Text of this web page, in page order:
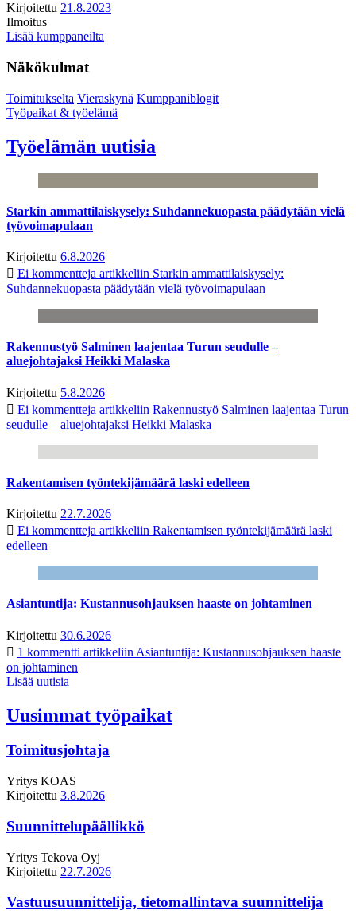
Kirjoitettu 21.8.2023
Ilmoitus
Lisää kumppaneilta
Näkökulmat
Toimitukselta Vieraskynä Kumppaniblogit
Työpaikat & työelämä
Työelämän uutisia
Starkin ammattilaiskysely: Suhdannekuopasta päädytään vielä
työvoimapulaan
Kirjoitettu 6.8.2026
Ei kommentteja artikkeliin Starkin ammattilaiskysely:
Suhdannekuopasta päädytään vielä työvoimapulaan
Rakennustyö Salminen laajentaa Turun seudulle –
aluejohtajaksi Heikki Malaska
Kirjoitettu 5.8.2026
Ei kommentteja artikkeliin Rakennustyö Salminen laajentaa Turun
seudulle – aluejohtajaksi Heikki Malaska
Rakentamisen työntekijämäärä laski edelleen
Kirjoitettu 22.7.2026
Ei kommentteja artikkeliin Rakentamisen työntekijämäärä laski
edelleen
Asiantuntija: Kustannusohjauksen haaste on johtaminen
Kirjoitettu 30.6.2026
1 kommentti artikkeliin Asiantuntija: Kustannusohjauksen haaste
on johtaminen
Lisää uutisia
Uusimmat työpaikat
Toimitusjohtaja
Yritys KOAS
Kirjoitettu 3.8.2026
Suunnittelupäällikkö
Yritys Tekova Oyj
Kirjoitettu 22.7.2026
Vastuusuunnittelija, tietomallintava suunnittelija